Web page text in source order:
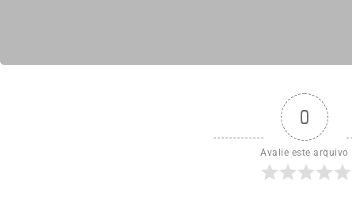
0
Avalie este arquivo